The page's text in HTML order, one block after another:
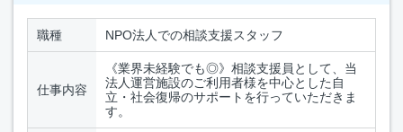
職種 NPO法人での相談支援スタッフ
仕事内容
《業界未経験でも◎》相談支援員として、当
法人運営施設のご利用者様を中心とした自
立・社会復帰のサポートを行っていただきま
す。